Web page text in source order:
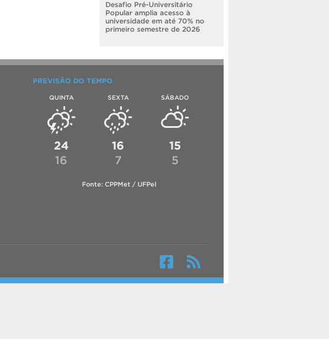
Desafio Pré-Universitário
Popular amplia acesso à
universidade em até 70% no
primeiro semestre de 2026
PREVISÃO DO TEMPO
QUINTA
24
16
SEXTA
16
7
SÁBADO
15
5
Fonte: CPPMet / UFPel